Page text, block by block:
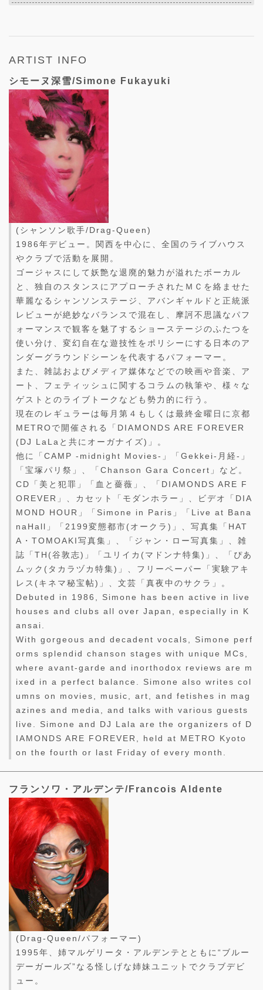
ARTIST INFO
シモーヌ深雪/Simone Fukayuki
(シャンソン歌手/Drag-Queen)
1986年デビュー。関西を中心に、全国のライブハウス
やクラブで活動を展開。
ゴージャスにして妖艶な退廃的魅力が溢れたボーカル
と、独自のスタンスにアプローチされたＭＣを絡ませた
華麗なるシャンソンステージ、アバンギャルドと正統派
レビューが絶妙なバランスで混在し、摩訶不思議なパフ
ォーマンスで観客を魅了するショーステージのふたつを
使い分け、変幻自在な遊技性をポリシーにする日本のア
ンダーグラウンドシーンを代表するパフォーマー。
また、雑誌およびメディア媒体などでの映画や音楽、ア
ート、フェティッシュに関するコラムの執筆や、様々な
ゲストとのライブトークなども勢力的に行う。
現在のレギュラーは毎月第４もしくは最終金曜日に京都
METROで開催される「DIAMONDS ARE FOREVER
(DJ LaLaと共にオーガナイズ)」。
他に「CAMP -midnight Movies-」「Gekkei-月経-」
「宝塚パリ祭」、「Chanson Gara Concert」など。
CD「美と犯罪」「血と薔薇」、「DIAMONDS ARE F
OREVER」、カセット「モダンホラー」、ビデオ「DIA
MOND HOUR」「Simone in Paris」「Live at Bana
naHall」「2199変態都市(オークラ)」、写真集「HAT
A・TOMOAKI写真集」、「ジャン・ロー写真集」、雑
誌「TH(谷敦志)」「ユリイカ(マドンナ特集)」、「ぴあ
ムック(タカラヅカ特集)」、フリーペーパー「実験アキ
レス(キネマ秘宝帖)」、文芸「真夜中のサクラ」。
Debuted in 1986, Simone has been active in live
houses and clubs all over Japan, especially in K
ansai.
With gorgeous and decadent vocals, Simone perf
orms splendid chanson stages with unique MCs,
where avant-garde and inorthodox reviews are m
ixed in a perfect balance. Simone also writes col
umns on movies, music, art, and fetishes in mag
azines and media, and talks with various guests
live. Simone and DJ Lala are the organizers of D
IAMONDS ARE FOREVER, held at METRO Kyoto
on the fourth or last Friday of every month.
フランソワ・アルデンテ/Francois Aldente
(Drag-Queen/パフォーマー)
1995年、姉マルゲリータ・アルデンテとともに“ブルー
デーガールズ”なる怪しげな姉妹ユニットでクラブデビ
ュー。